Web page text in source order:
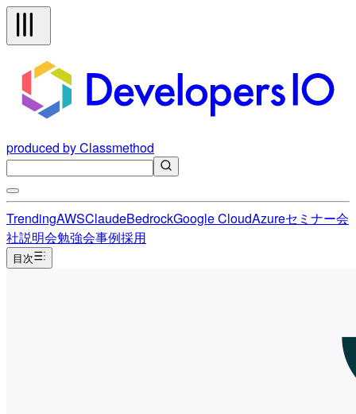
produced by Classmethod
TrendingAWSClaudeBedrockGoogle CloudAzureセミナー会
社説明会勉強会事例採用
目次